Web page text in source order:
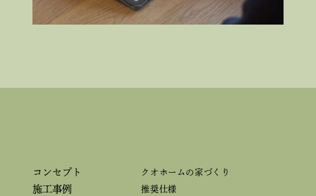
コンセプト
施工事例
クオホームの家づくり
推奨仕様